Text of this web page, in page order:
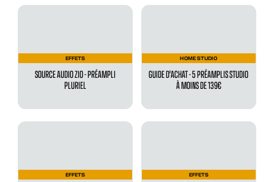
EFFETS
SOURCE AUDIO ZIO - PRÉAMPLI
PLURIEL
HOME STUDIO
GUIDE D'ACHAT - 5 PRÉAMPLIS STUDIO
À MOINS DE 139€
EFFETS EFFETS